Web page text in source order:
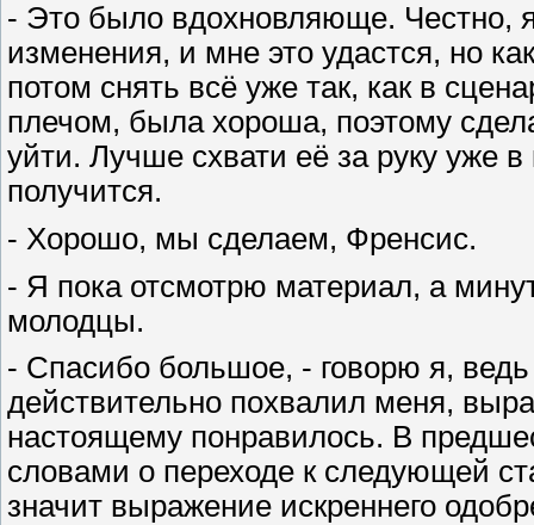
- Это было вдохновляюще. Честно,
изменения, и мне это удастся, но
потом снять всё уже так, как в
плечом, была хороша, поэтому
уйти. Лучше схвати её за руку уже в
получится.
- Хорошо, мы сделаем, Френсис.
- Я пока отсмотрю материал, а
молодцы.
- Спасибо большое, - говорю я, ведь
действительно похвалил меня,
настоящему понравилось. В
словами о переходе к следующей
значит выражение искреннего